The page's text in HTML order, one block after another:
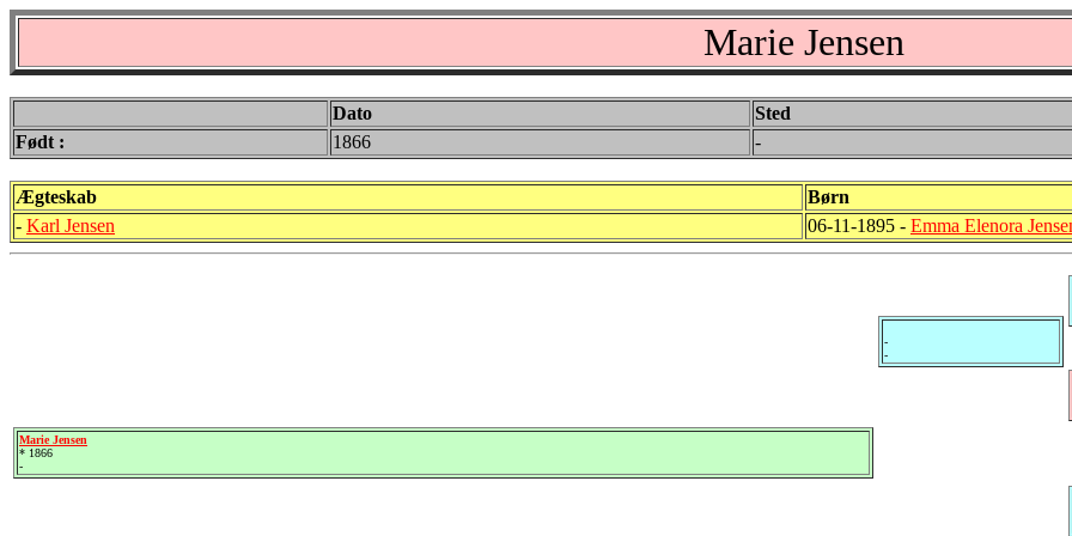
Marie Jensen
Dato Sted
Født :
1866 -
Ægteskab
Børn
- Karl Jensen 06-11-1895 - Emma Elenora
Marie Jensen
* 1866
-
-
-